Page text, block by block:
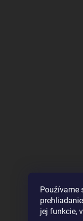
Používame
jej funkcie,